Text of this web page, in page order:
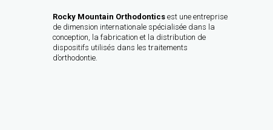
Rocky Mountain Orthodontics est une entreprise
de dimension internationale spécialisée dans la
conception, la fabrication et la distribution de
dispositifs utilisés dans les traitements
d’orthodontie.